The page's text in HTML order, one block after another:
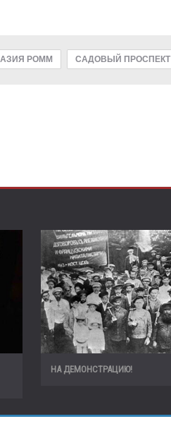
РОММ САДОВЫЙ ПРОСПЕКТ
НА ДЕМОНСТРАЦИЮ!